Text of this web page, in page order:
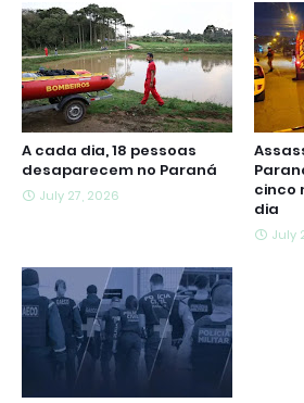
A cada dia, 18 pessoas
desaparecem no Paraná
July 27, 2026
cinco
dia
July